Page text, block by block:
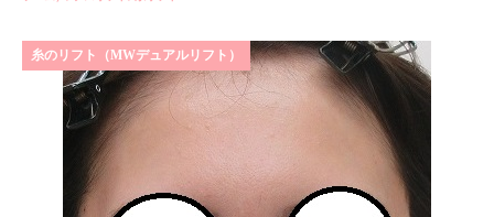
糸のリフト（MWデュアルリフト）